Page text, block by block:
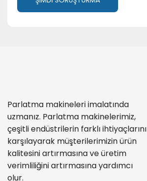
Parlatma makineleri imalatında
uzmanız. Parlatma makinelerimiz,
çeşitli endüstrilerin farklı ihtiyaçlarını
karşılayarak müşterilerimizin ürün
kalitesini artırmasına ve üretim
verimliliğini artırmasına yardımcı
olur.